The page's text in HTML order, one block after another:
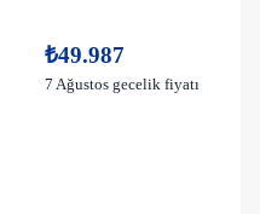
₺49.987
7 Ağustos gecelik fiyatı